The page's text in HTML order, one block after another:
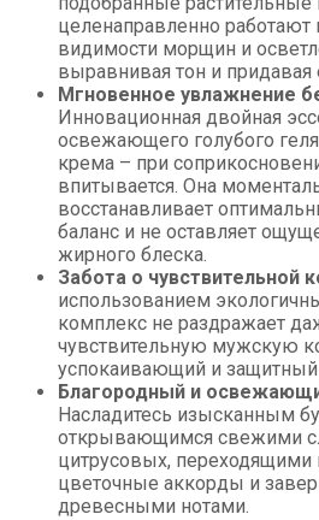
целенаправленно
видимости морщин и
выравнивая тон и придавая
Мгновенное увлажнение
Инновационная двойная
освежающего голубого
крема – при
впитывается. Она
восстанавливает
баланс и не оставляет
жирного блеска.
Забота о чувствительной
использованием
комплекс не раздражает
чувствительную мужскую
успокаивающий и
Благородный и
Насладитесь изысканным
открывающимся свежими
цитрусовых, переходящими
цветочные аккорды и
древесными нотами.